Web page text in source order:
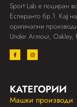
Sport Lab е лоциран
Есперанто бр.1. Кај
оригинални
Under Armour, Oakley,
КАТЕГОРИИ
Машки производи